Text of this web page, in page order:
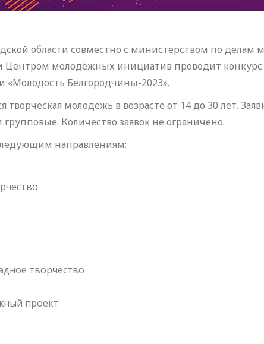
области совместно с министерством по делам
Центром молодёжных инициатив проводит конкурс
«Молодость Белгородчины-2023».
творческая молодёжь в возрасте от 14 до 30 лет.
Количество заявок не ограничено.
направлениям:
творчество
проект